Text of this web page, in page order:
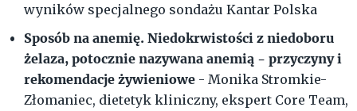
wyników specjalnego sondażu Kantar Polska
Sposób na anemię. Niedokrwistości z niedoboru
żelaza, potocznie nazywana anemią - przyczyny i
rekomendacje żywieniowe - Monika Stromkie-
Złomaniec, dietetyk kliniczny, ekspert Core Team,